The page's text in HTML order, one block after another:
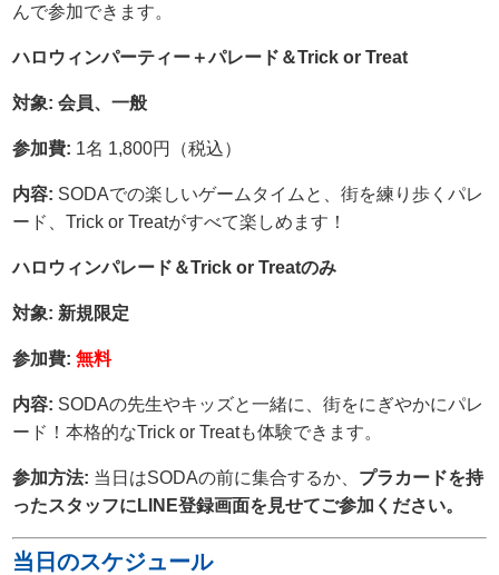
んで参加できます。
ハロウィンパーティー＋パレード＆Trick or Treat
対象: 会員、一般
参加費: 1名 1,800円（税込）
内容: SODAでの楽しいゲームタイムと、街を練り歩くパレ
ード、Trick or Treatがすべて楽しめます！
ハロウィンパレード＆Trick or Treatのみ
対象: 新規限定
参加費: 無料
内容: SODAの先生やキッズと一緒に、街をにぎやかにパレ
ード！本格的なTrick or Treatも体験できます。
参加方法: 当日はSODAの前に集合するか、 プラカードを持
ったスタッフにLINE登録画面を見せてご参加ください。
当日のスケジュール